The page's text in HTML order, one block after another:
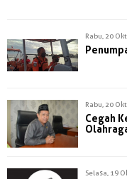
Rabu, 20
Rabu, 20
Cegah
Selasa, 19